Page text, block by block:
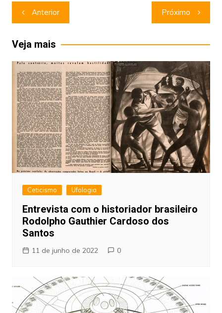
Navegação
de
Post
Anterior Próximo
Veja mais
Ceticismo Ufologia
Entrevista com o historiador brasileiro
Rodolpho Gauthier Cardoso dos
Santos
11 de junho de 2022 0